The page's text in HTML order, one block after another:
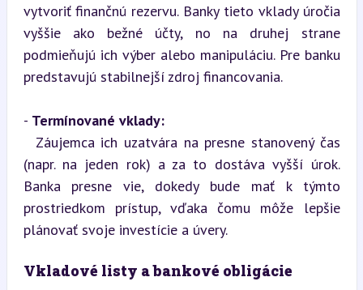
vytvoriť finančnú rezervu. Banky tieto vklady úročia
vyššie ako bežné účty, no na druhej strane
podmieňujú ich výber alebo manipuláciu. Pre banku
predstavujú stabilnejší zdroj financovania.
- Termínované vklady:
(napr. na jeden rok) a za to dostáva vyšší úrok.
Banka presne vie, dokedy bude mať k týmto
prostriedkom prístup, vďaka čomu môže lepšie
plánovať svoje investície a úvery.
Vkladové listy a bankové obligácie